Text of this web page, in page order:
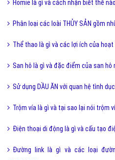
Homie là gì và cách nhận biết thế
Phân loại các loài THỦY SẢN gồm
Thể thao là gì và các lợi ích của
San hô là gì và đặc điểm của san hô
Sử dụng DẦU ĂN với quan hệ tình
Trộm vía là gì và tại sao lại nói trộm
Điện thoại di động là gì và cấu tạo
Đường link là gì và các loại